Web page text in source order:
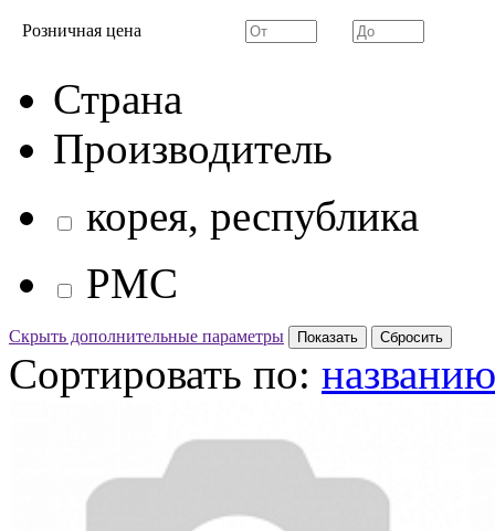
Розничная цена
Страна
Производитель
корея, республика
PMC
Скрыть дополнительные параметры
Сортировать по: